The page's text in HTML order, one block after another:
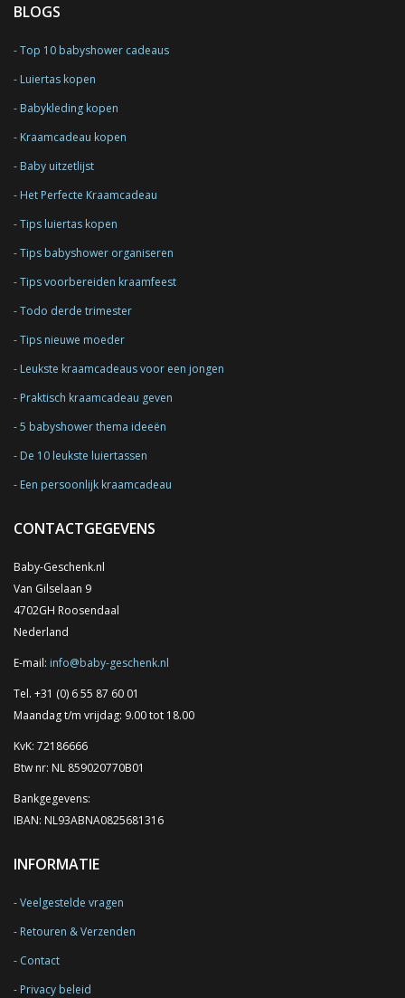
BLOGS
Top 10 babyshower cadeaus
Luiertas kopen
Babykleding kopen
Kraamcadeau kopen
Baby uitzetlijst
Het Perfecte Kraamcadeau
Tips luiertas kopen
Tips babyshower organiseren
Tips voorbereiden kraamfeest
Todo derde trimester
Tips nieuwe moeder
Leukste kraamcadeaus voor een jongen
Praktisch kraamcadeau geven
5 babyshower thema ideeën
De 10 leukste luiertassen
Een persoonlijk kraamcadeau
CONTACTGEGEVENS
Baby-Geschenk.nl
Van Gilselaan 9
4702GH Roosendaal
Nederland
E-mail: info@baby-geschenk.nl
Tel. +31 (0) 6 55 87 60 01
Maandag t/m vrijdag: 9.00 tot 18.00
KvK: 72186666
Btw nr: NL 859020770B01
Bankgegevens:
IBAN: NL93ABNA0825681316
INFORMATIE
Veelgestelde vragen
Retouren & Verzenden
Contact
Privacy beleid